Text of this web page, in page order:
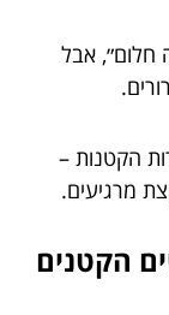
חלום״, אבל
הקטנות –
מרגיעים.
הקטנים